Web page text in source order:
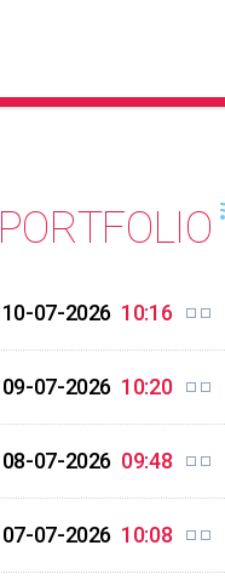
PORTFOLIO
10-07-2026 10:16
09-07-2026 10:20
08-07-2026 09:48
07-07-2026 10:08